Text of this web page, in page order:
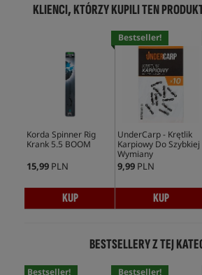
KLIENCI, KTÓRZY KUPILI TEN
Korda Spinner Rig
Krank 5.5 BOOM
15,99 PLN
KUP
Bestseller!
UnderCarp - Krętlik
Karpiowy Do Szybkiej
Wymiany
9,99 PLN
KUP
BESTSELLERY Z TEJ
Bestseller! Bestseller!